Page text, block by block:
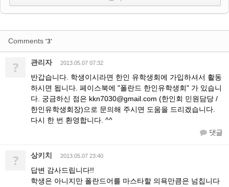
Comments '3'
? 관리자 2013.05.07 07:32
반갑습니다. 학생이시라면 한인 유학생회에 가입하셔서 활동
하시면 됩니다. 페이스북에 "폴란드 한인유학생회" 가 있습니
다. 궁금하신 점은 kkn7030@gmail.com (한인회 민원담당 /
한인유학생회장)으로 문의해 주시면 도움을 드리겠습니다.
다시 한 번 환영합니다. ^^
댓글
? 상키치 2013.05.07 23:40
답변 감사드립니다!!
학생은 아니지만 폴란드어를 마스타할 의욕만큼은 넘칩니다